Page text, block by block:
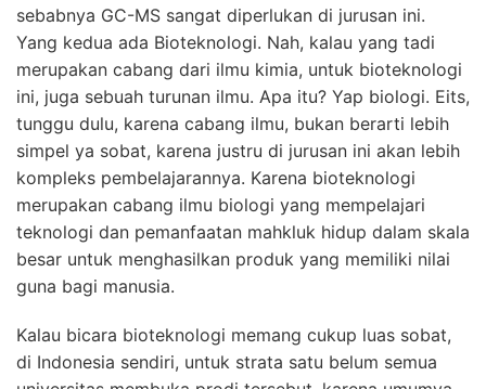
sebabnya GC-MS sangat diperlukan di jurusan ini.
Yang kedua ada Bioteknologi. Nah, kalau yang tadi
merupakan cabang dari ilmu kimia, untuk bioteknologi
ini, juga sebuah turunan ilmu. Apa itu? Yap biologi. Eits,
tunggu dulu, karena cabang ilmu, bukan berarti lebih
simpel ya sobat, karena justru di jurusan ini akan lebih
kompleks pembelajarannya. Karena bioteknologi
merupakan cabang ilmu biologi yang mempelajari
teknologi dan pemanfaatan mahkluk hidup dalam skala
besar untuk menghasilkan produk yang memiliki nilai
guna bagi manusia.
Kalau bicara bioteknologi memang cukup luas sobat,
di Indonesia sendiri, untuk strata satu belum semua